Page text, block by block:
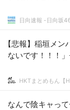
日向速報 -日向坂
【悲報】稲垣メ
ないです！！！」
HKTまとめもん【
なんで陰キャっ